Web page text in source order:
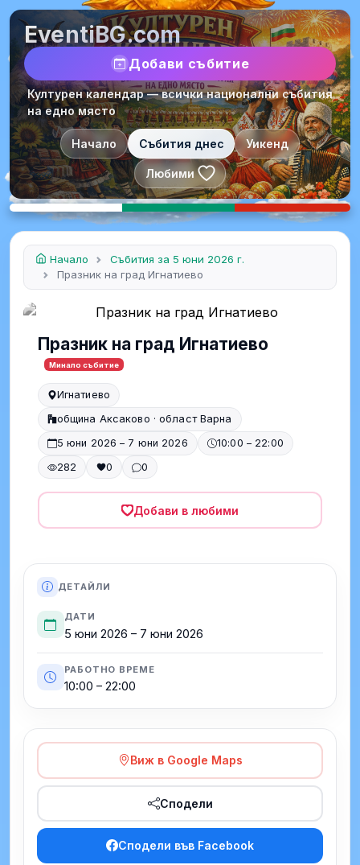
EventiBG.com
Добави събитие
Културен календар — всички национални събития
на едно място
Начало Събития днес Уикенд
Любими
Начало
Събития за 5 юни 2026 г.
Празник на град Игнатиево
Празник на град Игнатиево
Минало събитие
Игнатиево
община Аксаково · област Варна
5 юни 2026 – 7 юни 2026
10:00 – 22:00
282
0 0
Добави в любими
ДЕТАЙЛИ
ДАТИ
5 юни 2026 – 7 юни 2026
РАБОТНО ВРЕМЕ
10:00 – 22:00
Виж в Google Maps
Сподели
Сподели във Facebook